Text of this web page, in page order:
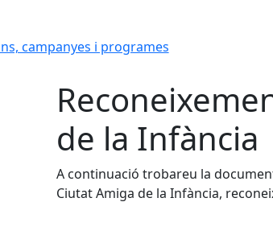
campanyes i programes
de la Infància
A continuació trobareu la
Ciutat Amiga de la Infància,